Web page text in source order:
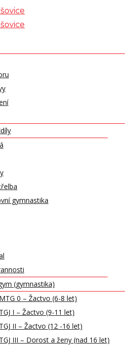
gymnastika
(gymnastika)
MTG 0 – Žactvo (6-8 let)
TGJ I – Žactvo (9-11 let)
TGJ II – Žactvo (12 -16 let)
TGJ III – Dorost a ženy (nad 16 let)